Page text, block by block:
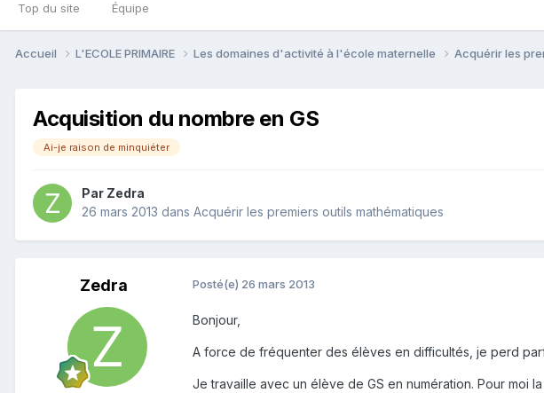
Top du site Équipe
Accueil L'ECOLE PRIMAIRE Les domaines d'activité à l'école maternelle Acquérir les
Acquisition du nombre en GS
Ai-je raison de minquiéter
Par Zedra
26 mars 2013 dans Acquérir les premiers outils mathématiques
Zedra Posté(e) 26 mars 2013
Bonjour,
A force de fréquenter des élèves en difficultés, je perd
Je travaille avec un élève de GS en numération. Pour moi